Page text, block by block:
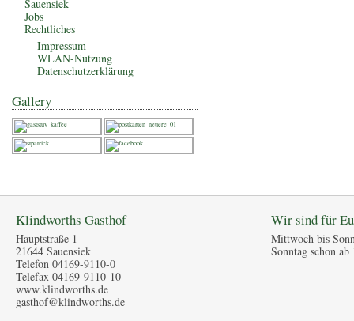
Sauensiek
Jobs
Rechtliches
Impressum
WLAN-Nutzung
Datenschutzerklärung
Gallery
Klindworths Gasthof
Hauptstraße 1
21644 Sauensiek
Telefon 04169-9110-0
Telefax 04169-9110-10
www.klindworths.de
gasthof@klindworths.de
Wir sind für
Mittwoch bis
Sonntag schon